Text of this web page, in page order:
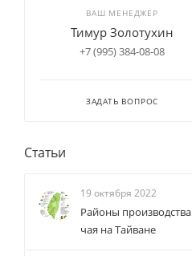
ВАШ МЕНЕДЖЕР
Тимур Золотухин
+7 (995) 384-08-08
ЗАДАТЬ ВОПРОС
Статьи
19 октября 2022
Районы производства
чая на Тайване